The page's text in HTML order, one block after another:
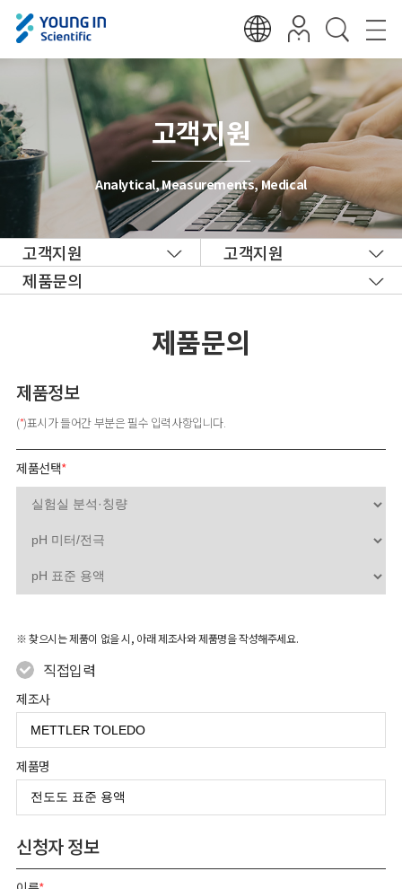
고객지원
Analytical, Measurements, Medical
고객지원
고객지원
제품문의
제품문의
제품정보
(*)표시가 들어간 부분은 필수 입력사항입니다.
제품선택*
※ 찾으시는 제품이 없을 시, 아래 제조사와 제품명을 작성해주세요.
직접입력
제조사
제품명
신청자 정보